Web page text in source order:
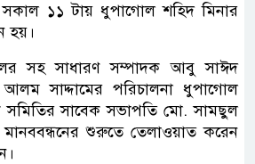
১১ টায় ধুপাগোল শহিদ মিনার
হয়।
সহ সাধারণ সম্পাদক আবু সাঈদ
সাদ্দামের পরিচালনা ধুপাগোল
সমিতির সাবেক সভাপতি মো. সামছুল
শুরুতে তেলাওয়াত করেন